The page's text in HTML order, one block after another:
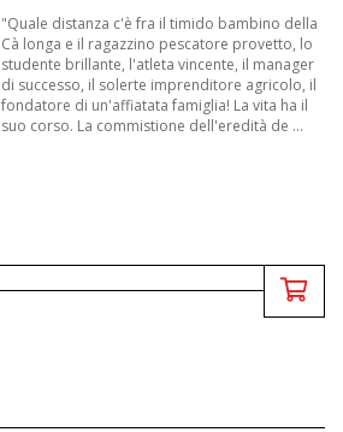
"Quale distanza c'è fra il timido bambino della
Cà longa e il ragazzino pescatore provetto, lo
studente brillante, l'atleta vincente, il manager
di successo, il solerte imprenditore agricolo, il
fondatore di un'affiatata famiglia! La vita ha il
suo corso. La commistione dell'eredità de ...